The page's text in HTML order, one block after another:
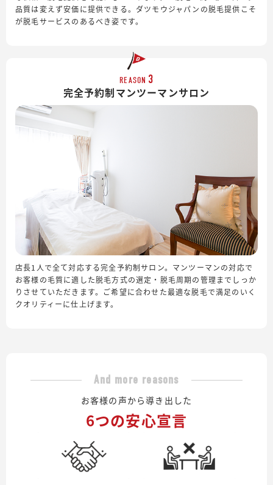
品質は変えず安価に提供できる。ダツモウジャパンの脱毛提供こそ
が脱毛サービスのあるべき姿です。
REASON 3
完全予約制マンツーマンサロン
店長1人で全て対応する完全予約制サロン。マンツーマンの対応で
お客様の毛質に適した脱毛方式の選定・脱毛周期の管理までしっか
りさせていただきます。ご希望に合わせた最適な脱毛で満足のいく
クオリティーに仕上げます。
And more reasons
お客様の声から導き出した
6つの安心宣言